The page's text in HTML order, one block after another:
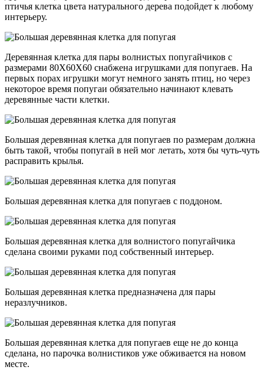
птичья клетка цвета натурального дерева подойдет к любому
интерьеру.
Деревянная клетка для пары волнистых попугайчиков с
размерами 80Х60Х60 снабжена игрушками для попугаев. На
первых порах игрушки могут немного занять птиц, но через
некоторое время попугаи обязательно начинают клевать
деревянные части клетки.
Большая деревянная клетка для попугаев по размерам должна
быть такой, чтобы попугай в ней мог летать, хотя бы чуть-чуть
расправить крылья.
Большая деревянная клетка для попугаев с поддоном.
Большая деревянная клетка для волнистого попугайчика
сделана своими руками под собственный интерьер.
Большая деревянная клетка предназначена для пары
неразлучников.
Большая деревянная клетка для попугаев еще не до конца
сделана, но парочка волнистиков уже обживается на новом
месте.